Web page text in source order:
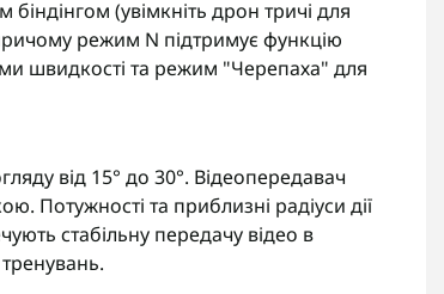
(увімкніть дрон тричі для
режим N підтримує функцію
швидкості та режим "Черепаха" для
від 15° до 30°. Відеопередавач
Потужності та приблизні радіуси дії
стабільну передачу відео в